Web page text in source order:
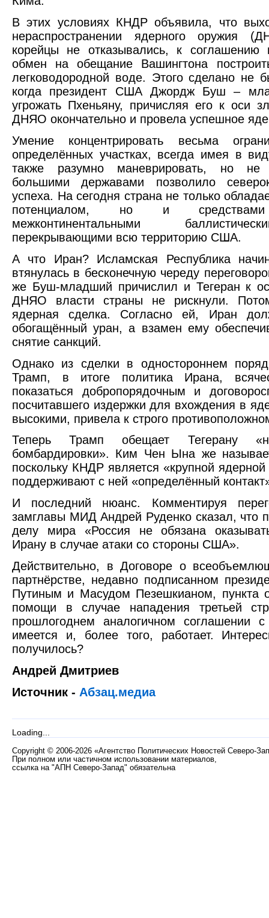
В этих условиях КНДР объявила, что
нераспространении ядерного оружия
корейцы не отказывались, к соглашению
обмен на обещание Вашингтона
легководородной воде. Этого сделано не
когда президент США Джордж Буш –
угрожать Пхеньяну, причисляя его к оси
ДНЯО окончательно и провела успешное
Умение концентрировать весьма
определённых участках, всегда имея в
также разумно маневрировать, но не
большими державами позволило
успеха. На сегодня страна не только
потенциалом, но и
межконтинентальными
перекрывающими всю территорию США.
А что Иран? Исламская Республика
втянулась в бесконечную череду
же Буш-младший причислил и Тегеран к
ДНЯО власти страны не рискнули.
ядерная сделка. Согласно ей, Иран
обогащённый уран, а взамен ему
снятие санкций.
Однако из сделки в одностороннем
Трамп, в итоге политика Ирана,
показаться добропорядочным и
посчитавшего издержки для вхождения в
высокими, привела к строго
Теперь Трамп обещает Тегерану
бомбардировки». Ким Чен Ына же
поскольку КНДР является «крупной
поддерживают с ней «определённый
И последний нюанс. Комментируя
замглавы МИД Андрей Руденко сказал, что
делу мира «Россия не обязана
Ирану в случае атаки со стороны США».
Действительно, в Договоре о
партнёрстве, недавно подписанном
Путиным и Масудом Пезешкианом, пункта
помощи в случае нападения третьей
прошлогоднем аналогичном соглашении
имеется и, более того, работает.
получилось?
Андрей Дмитриев
Источник - Абзац.медиа
Loading...
Copyright © 2006-2026 «Агентство Политических Новостей Северо-
При полном или частичном использовании материалов,
ссылка на "АПН Северо-Запад" обязательна